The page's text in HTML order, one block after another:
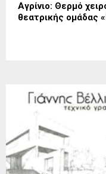
Αγρίνιο: Θερμό
θεατρικής ομάδας